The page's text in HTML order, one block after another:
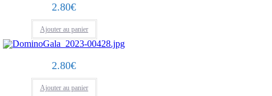
2.80€
Ajouter au panier
2.80€
Ajouter au panier